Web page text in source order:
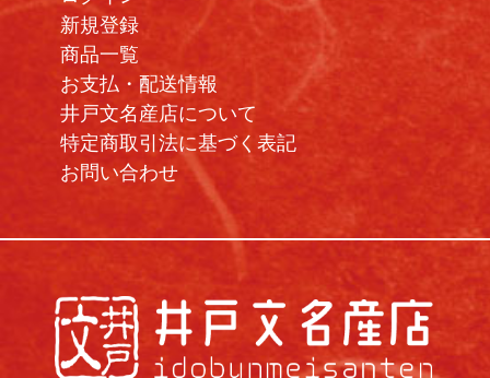
新規登録
商品一覧
お支払・配送情報
井戸文名産店について
特定商取引法に基づく表記
お問い合わせ